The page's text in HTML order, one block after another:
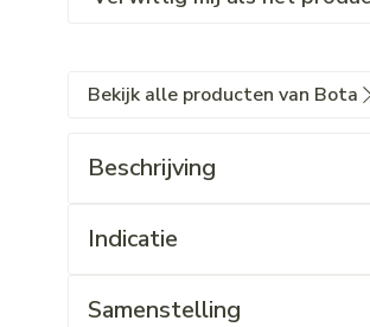
Bekijk alle producten van Bota
Beschrijving
Indicatie
Samenstelling